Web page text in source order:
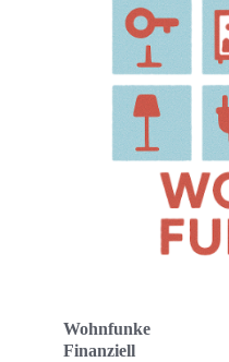
Wohnfunke
Finanziell